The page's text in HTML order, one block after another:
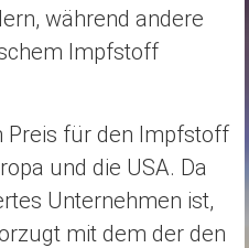
während andere
Impfstoff
Preis für den Impfstoff
und die USA. Da
Unternehmen ist,
mit dem der den